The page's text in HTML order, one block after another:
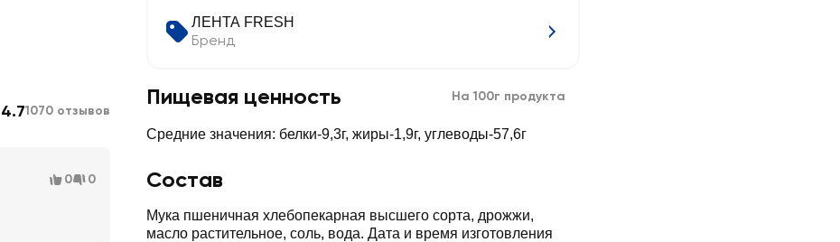
ЛЕНТА FRESH
Бренд
Пищевая ценность На 100г продукта
Средние значения: белки-9,3г, жиры-1,9г, углеводы-57,6г
Состав
Мука пшеничная хлебопекарная высшего сорта, дрожжи,
масло растительное, соль, вода. Дата и время изготовления
4.71070 отзывов
0 0